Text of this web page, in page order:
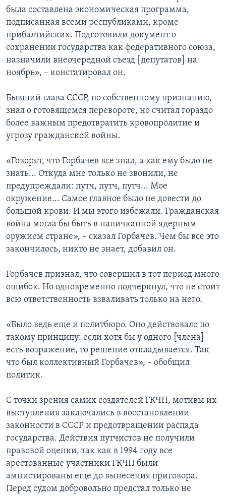
была составлена экономическая программа,
подписанная всеми республиками, кроме
прибалтийских. Подготовили документ о
сохранении государства как федеративного союза,
назначили внеочередной съезд [депутатов] на
ноябрь», – констатировал он.
Бывший глава СССР, по собственному признанию,
знал о готовящемся перевороте, но считал гораздо
более важным предотвратить кровопролитие и
угрозу гражданской войны.
«Говорят, что Горбачев все знал, а как ему было не
знать... Откуда мне только не звонили, не
предупреждали: путч, путч, путч... Мое
окружение... Самое главное было не довести до
большой крови. И мы этого избежали. Гражданская
война могла бы быть в напичканной ядерным
оружием стране», – сказал Горбачев. Чем бы все это
закончилось, никто не знает, добавил он.
Горбачев признал, что совершил в тот период много
ошибок. Но одновременно подчеркнул, что не стоит
всю ответственность взваливать только на него.
«Было ведь еще и политбюро. Оно действовало по
такому принципу: если хотя бы у одного [члена]
есть возражение, то решение откладывается. Так
что был коллективный Горбачев», – обобщил
политик.
С точки зрения самих создателей ГКЧП, мотивы их
выступления заключались в восстановлении
законности в СССР и предотвращении распада
государства. Действия путчистов не получили
правовой оценки, так как в 1994 году все
арестованные участники ГКЧП были
амнистированы еще до вынесения приговора.
Перед судом добровольно предстал только не